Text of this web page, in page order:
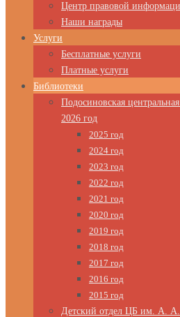
Центр правовой
Наши награды
Услуги
Бесплатные услуги
Платные услуги
Библиотеки
Подосиновская
2026 год
2025 год
2024 год
2023 год
2022 год
2021 год
2020 год
2019 год
2018 год
2017 год
2016 год
2015 год
Детский отдел ЦБ им. А.